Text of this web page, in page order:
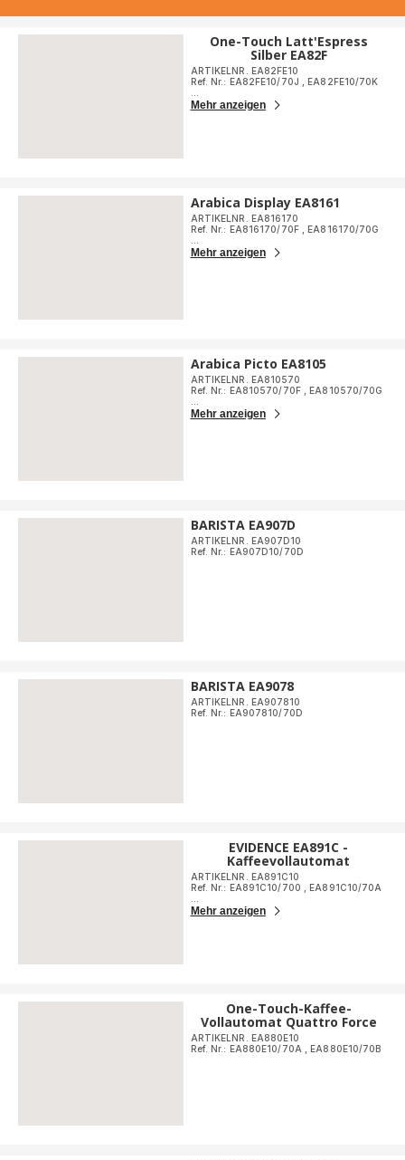
One-Touch Latt'Espress
Silber EA82F
ARTIKELNR. EA82FE10
Ref. Nr.: EA82FE10/70J
,EA82FE10/70K
Mehr anzeigen
Arabica Display EA8161
ARTIKELNR. EA816170
Ref. Nr.: EA816170/70F
,EA816170/70G
Mehr anzeigen
Arabica Picto EA8105
ARTIKELNR. EA810570
Ref. Nr.: EA810570/70F
,EA810570/70G
Mehr anzeigen
BARISTA EA907D
ARTIKELNR. EA907D10
Ref. Nr.: EA907D10/70D
BARISTA EA9078
ARTIKELNR. EA907810
Ref. Nr.: EA907810/70D
EVIDENCE EA891C -
Kaffeevollautomat
ARTIKELNR. EA891C10
Ref. Nr.: EA891C10/700
,EA891C10/70A
Mehr anzeigen
One-Touch-Kaffee-
Vollautomat Quattro Force
ARTIKELNR. EA880E10
Ref. Nr.: EA880E10/70A
,EA880E10/70B